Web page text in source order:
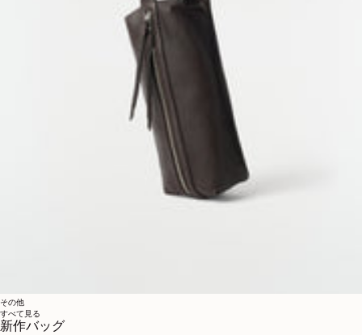
その他
すべて見る
新作バッグ